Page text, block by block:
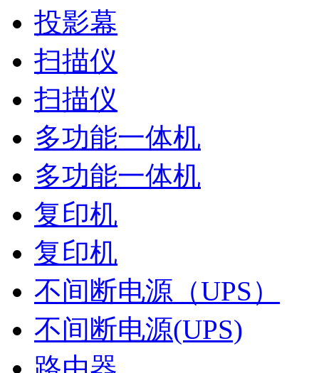
投影幕
扫描仪
扫描仪
多功能一体机
多功能一体机
复印机
复印机
不间断电源（UPS）
不间断电源(UPS)